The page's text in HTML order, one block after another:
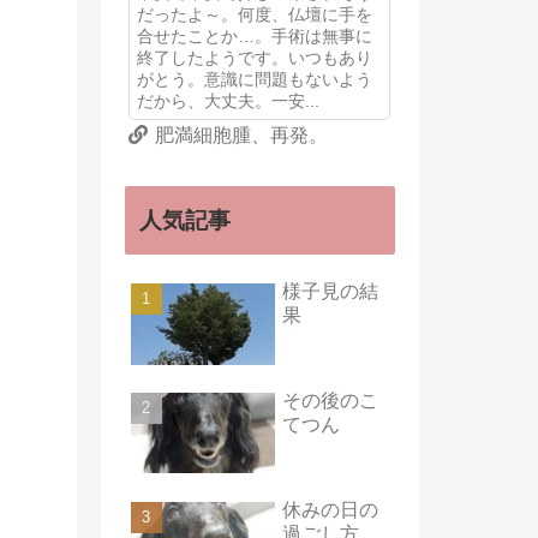
だったよ～。何度、仏壇に手を
合せたことか…。手術は無事に
終了したようです。いつもあり
がとう。意識に問題もないよう
だから、大丈夫。一安...
肥満細胞腫、再発。
人気記事
様子見の結
果
その後のこ
てつん
休みの日の
過ごし方